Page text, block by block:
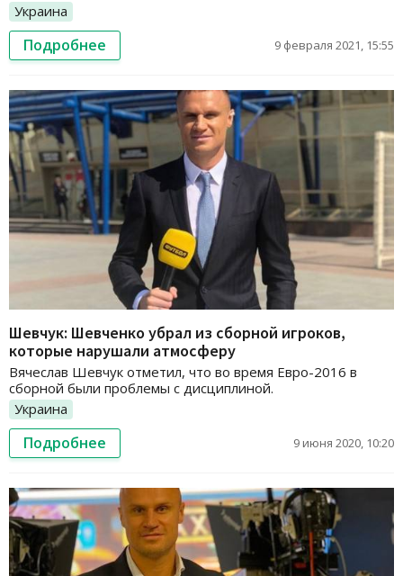
Украина
Подробнее 9 февраля 2021, 15:55
Шевчук: Шевченко убрал из сборной игроков,
которые нарушали атмосферу
Вячеслав Шевчук отметил, что во время Евро-2016 в
сборной были проблемы с дисциплиной.
Украина
Подробнее 9 июня 2020, 10:20